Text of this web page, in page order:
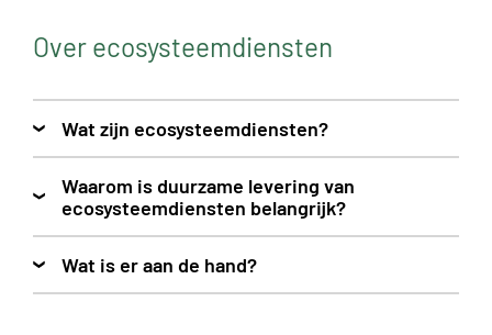
Over ecosysteemdiensten
Wat zijn ecosysteemdiensten?
Waarom is duurzame levering van
ecosysteemdiensten belangrijk?
Wat is er aan de hand?